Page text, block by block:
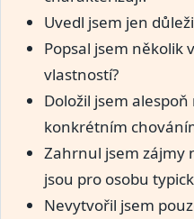
Uvedl jsem jen
Popsal jsem několik
vlastností?
Doložil jsem
konkrétním
Zahrnul jsem zájmy
jsou pro osobu
Nevytvořil jsem